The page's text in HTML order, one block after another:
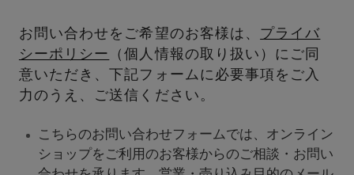
お問い合わせをご希望のお客様は、 プライバ
シーポリシー
（個人情報の取り扱い）にご同
意いただき、下記フォームに必要事項をご入
力のうえ、ご送信ください。
こちらのお問い合わせフォームでは、オンライン
ショップをご利用のお客様からのご相談・お問い